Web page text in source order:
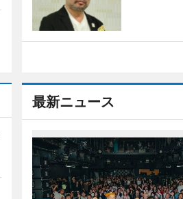
最新ニュース